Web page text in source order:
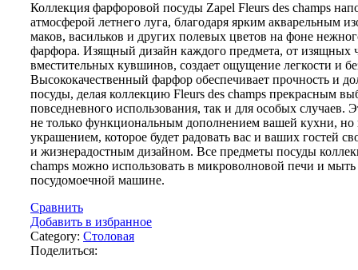
Коллекция фарфоровой посуды Zapel Fleurs des champs
атмосферой летнего луга, благодаря ярким акварельным
маков, васильков и других полевых цветов на фоне
фарфора. Изящный дизайн каждого предмета, от изящных
вместительных кувшинов, создает ощущение легкости и
Высококачественный фарфор обеспечивает прочность и
посуды, делая коллекцию Fleurs des champs прекрасным
повседневного использования, так и для особых случаев.
не только функциональным дополнением вашей кухни,
украшением, которое будет радовать вас и ваших гостей
и жизнерадостным дизайном. Все предметы посуды
champs можно использовать в микроволновой печи и мыть
посудомоечной машине.
Сравнить
Добавить в избранное
Category: Столовая
Поделиться: